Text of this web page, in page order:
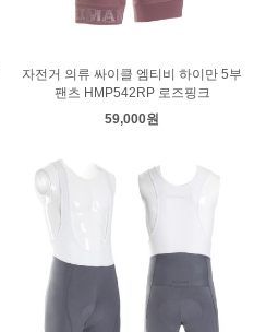
자전거 의류 싸이클 엠티비 하이만 5부
팬츠 HMP542RP 로즈핑크
59,000원